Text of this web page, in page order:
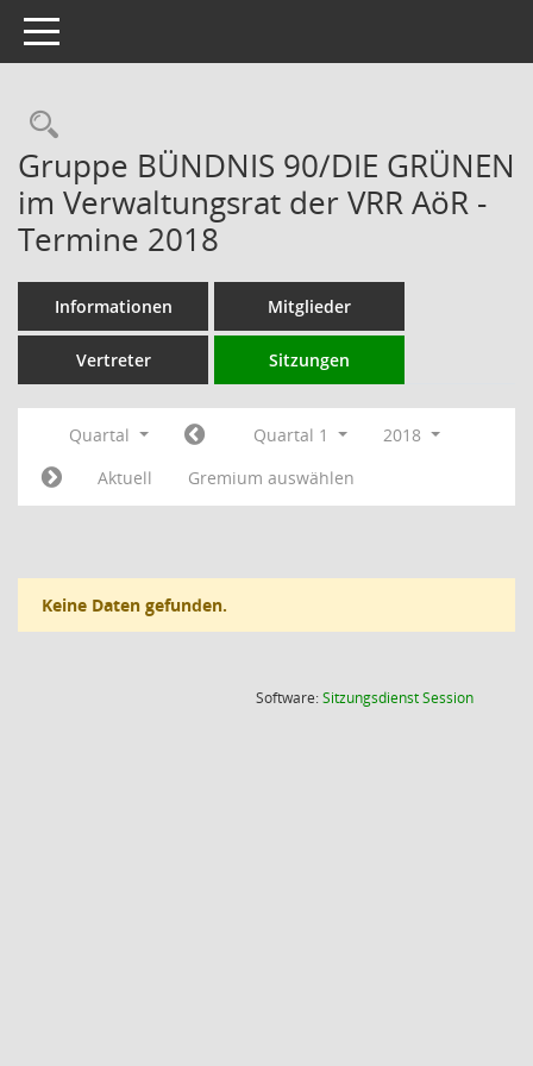
Toggle navigation
Rechercheauswahl
Gruppe BÜNDNIS 90/DIE GRÜNEN
im Verwaltungsrat der VRR AöR -
Termine 2018
Informationen Mitglieder
Vertreter Sitzungen
Quartal Quartal 1
2018
Aktuell
Gremium auswählen
Keine Daten gefunden.
Software:SitzungsdienstSession(Wird in